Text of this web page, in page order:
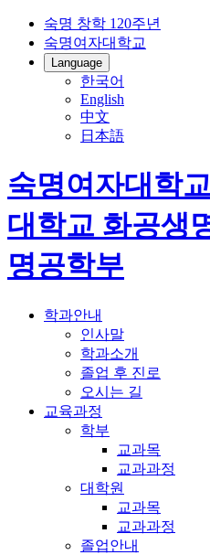
숙명 창학 120주년
숙명여자대학교
Language
한국어
English
中文
日本語
숙명여자대학
대학교 화공생
명공학부
학과안내
인사말
학과소개
졸업 후 진로
오시는 길
교육과정
학부
교과목
교과과정
대학원
교과목
교과과정
졸업안내